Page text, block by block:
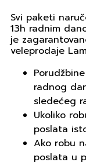
Svi paketi
13h radnim
je
veleprodaje
radnog
sledećeg
Ukoliko
poslata
Ako robu
poslata u